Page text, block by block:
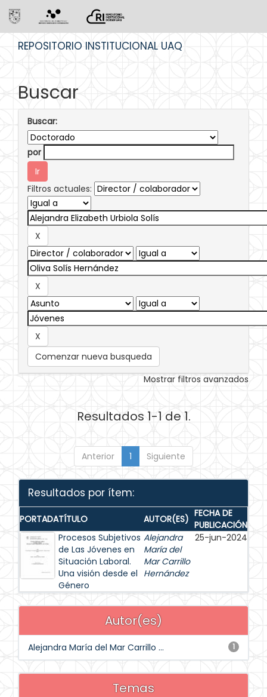
REPOSITORIO INSTITUCIONAL UAQ
Buscar
Buscar:
por
Filtros actuales:
Comenzar nueva busqueda
Mostrar filtros avanzados
Resultados 1-1 de 1.
Anterior 1 Siguiente
Resultados por ítem:
PORTADATÍTULO AUTOR(ES) FECHA DE
PUBLICACIÓN
Procesos Subjetivos
de Las Jóvenes en
Situación Laboral.
Una visión desde el
Género
Alejandra
María del
Mar Carrillo
Hernández
25-jun-2024
Autor(es)
1
Alejandra María del Mar Carrillo ...
Temas